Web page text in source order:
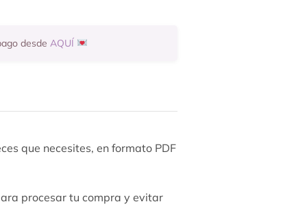
desde AQUÍ
que necesites, en formato PDF
procesar tu compra y evitar